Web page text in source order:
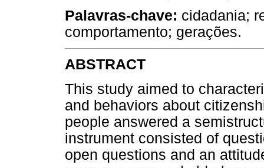
Palavras-chave: cidadania;
comportamento; gerações.
ABSTRACT
This study aimed to
and behaviors about
people answered a
instrument consisted of
open questions and an